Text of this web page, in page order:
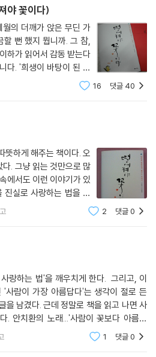
화합과 포용에 관한 이야기
부부가 붕어빵을 판다. 어느 날, 성미 급한
붕어빵을 55개나 만들어 버린 부부. 옆에
스님이 빵을 들고 찾아간 곳은 성탄 축하
의 선물에 ‘와와!’ 탄성을 지른다.
친구들 자랑. 노래 잘하는 친구, 책 잘
을 잘 그리는 친구……. 종지 엄마와 고
장기가 없는 종지 때문에 한숨이 나온다.
은 다르다. 선생님은 친구들의 장점을
는 아이’라고 칭찬해준다.
는 상리의 셔츠를 물고 다니고 방을 어질
런 누고가 못마땅해 떼를 써서 고모네 집
상리네 가족은 고모 집에 놀러간다. 의젓
는 자기에게 못되게 굴었던 상리에게 달려
는 사랑의 눈빛으로.
야 꽃이다)
의 더깨가 앉은 무딘 가
뻔 했지 뭡니까. 그 참,
하가 읽어서 감동 받는다
다. '희생이 바탕이 된 사
답게 만든다'는 말의 의미
반 쯤 되면 조금은 시니
16 댓글 40
뜻하게 해주는 책이다. 오
. 그냥 읽는 것만으로 많
에서도 이런 이야기가 있
진실로 사랑하는 법을 동
사랑하
2 댓글0
랑하는 법'을 깨우치게 한다. 그리고, 이
사람이 가장 아름답다'는 생각이 절로 든
책을 읽고 나면 사
. 안치환의 노래...'사람이 꽃보다 아름다
에 등장하는 억이와 5형제의 양말 바구
1 댓글0